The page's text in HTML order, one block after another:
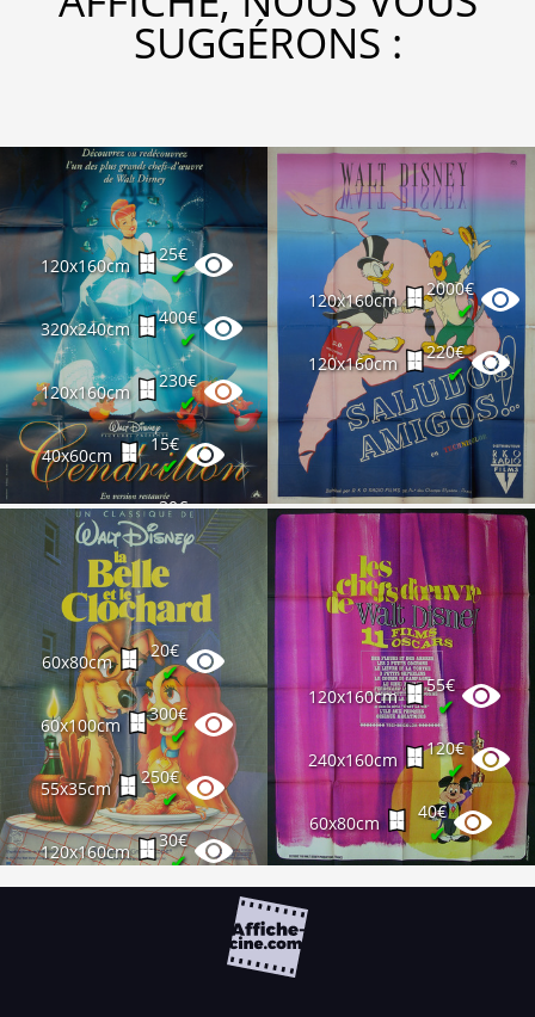
SUGGÉRONS :
120x160cm
25€
✔
320x240cm
400€
✔
120x160cm
230€
✔
40x60cm
15€
✔
120x160cm
30€
✔
40x60cm
12€
✔
120x160cm
2000€
✔
120x160cm
220€
✔
60x80cm
20€
✔
60x100cm
300€
✔
55x35cm
250€
✔
120x160cm
30€
✔
120x160cm
55€
✔
240x160cm
120€
✔
60x80cm
40€
✔
40x60cm ✔